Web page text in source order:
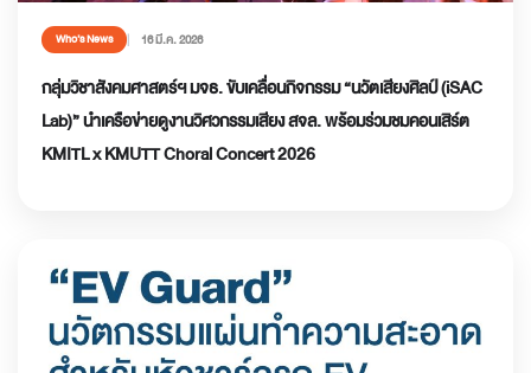
Who’s News 16 มี.ค. 2026
กลุ่มวิชาสังคมศาสตร์ฯ มจธ. ขับเคลื่อนกิจกรรม “นวัตเสียงศิลป์ (iSAC
Lab)” นำเครือข่ายดูงานวิศวกรรมเสียง สจล. พร้อมร่วมชมคอนเสิร์ต
KMITL x KMUTT Choral Concert 2026